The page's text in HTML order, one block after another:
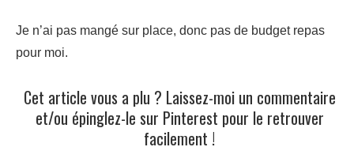
Je n’ai pas mangé sur place, donc pas de budget repas
pour moi.
Cet article vous a plu ? Laissez-moi un commentaire
et/ou épinglez-le sur Pinterest pour le retrouver
facilement !